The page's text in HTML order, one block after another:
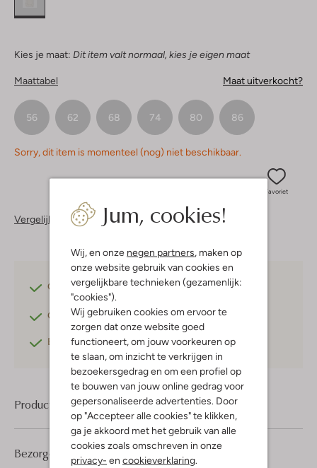
Jum, cookies!
Wij, en onze negen partners, maken op
onze website gebruik van cookies en
vergelijkbare technieken (gezamenlijk:
"cookies").
Wij gebruiken cookies om ervoor te
zorgen dat onze website goed
functioneert, om jouw voorkeuren op
te slaan, om inzicht te verkrijgen in
bezoekersgedrag en om een profiel op
te bouwen van jouw online gedrag voor
gepersonaliseerde advertenties. Door
op "Accepteer alle cookies" te klikken,
ga je akkoord met het gebruik van alle
cookies zoals omschreven in onze
privacy- en cookieverklaring.
Kies je maat: Dit item valt normaal, kies je eigen maat
Maattabel Maat uitverkocht?
56 62 68 74 80 86
Sorry, dit item is momenteel (nog) niet beschikbaar.
Favoriet
Vergelijkbare items
Gratis verzendingvanaf €75,-
Gratis retournerenbinnen 30 dagen*
Betaal achterafmet Klarna
Product informatie
Bezorgen & retourneren